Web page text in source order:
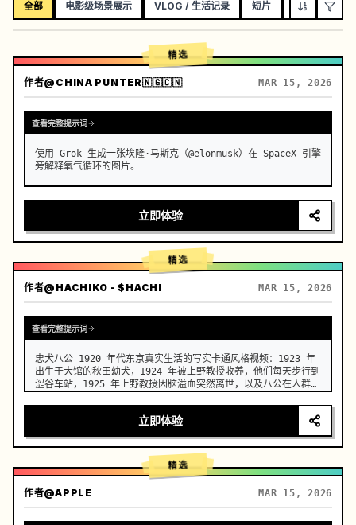
全部 电影级场景展示 VLOG / 生活记录 短片 音乐视频
精选
作者@CHINA PUNTER🇳🇬🇨🇳 MAR 15, 2026
查看完整提示词
使用 Grok 生成一张埃隆·马斯克（@elonmusk）在 SpaceX 引擎
旁解释氧气循环的图片。
立即体验
精选
作者@HACHIKO - $HACHI MAR 15, 2026
查看完整提示词
忠犬八公 1920 年代东京真实生活的写实卡通风格视频：1923 年
出生于大馆的秋田幼犬，1924 年被上野教授收养，他们每天步行到
涩谷车站，1925 年上野教授因脑溢血突然离世，以及八公在人群和
立即体验
精选
作者@APPLE MAR 15, 2026